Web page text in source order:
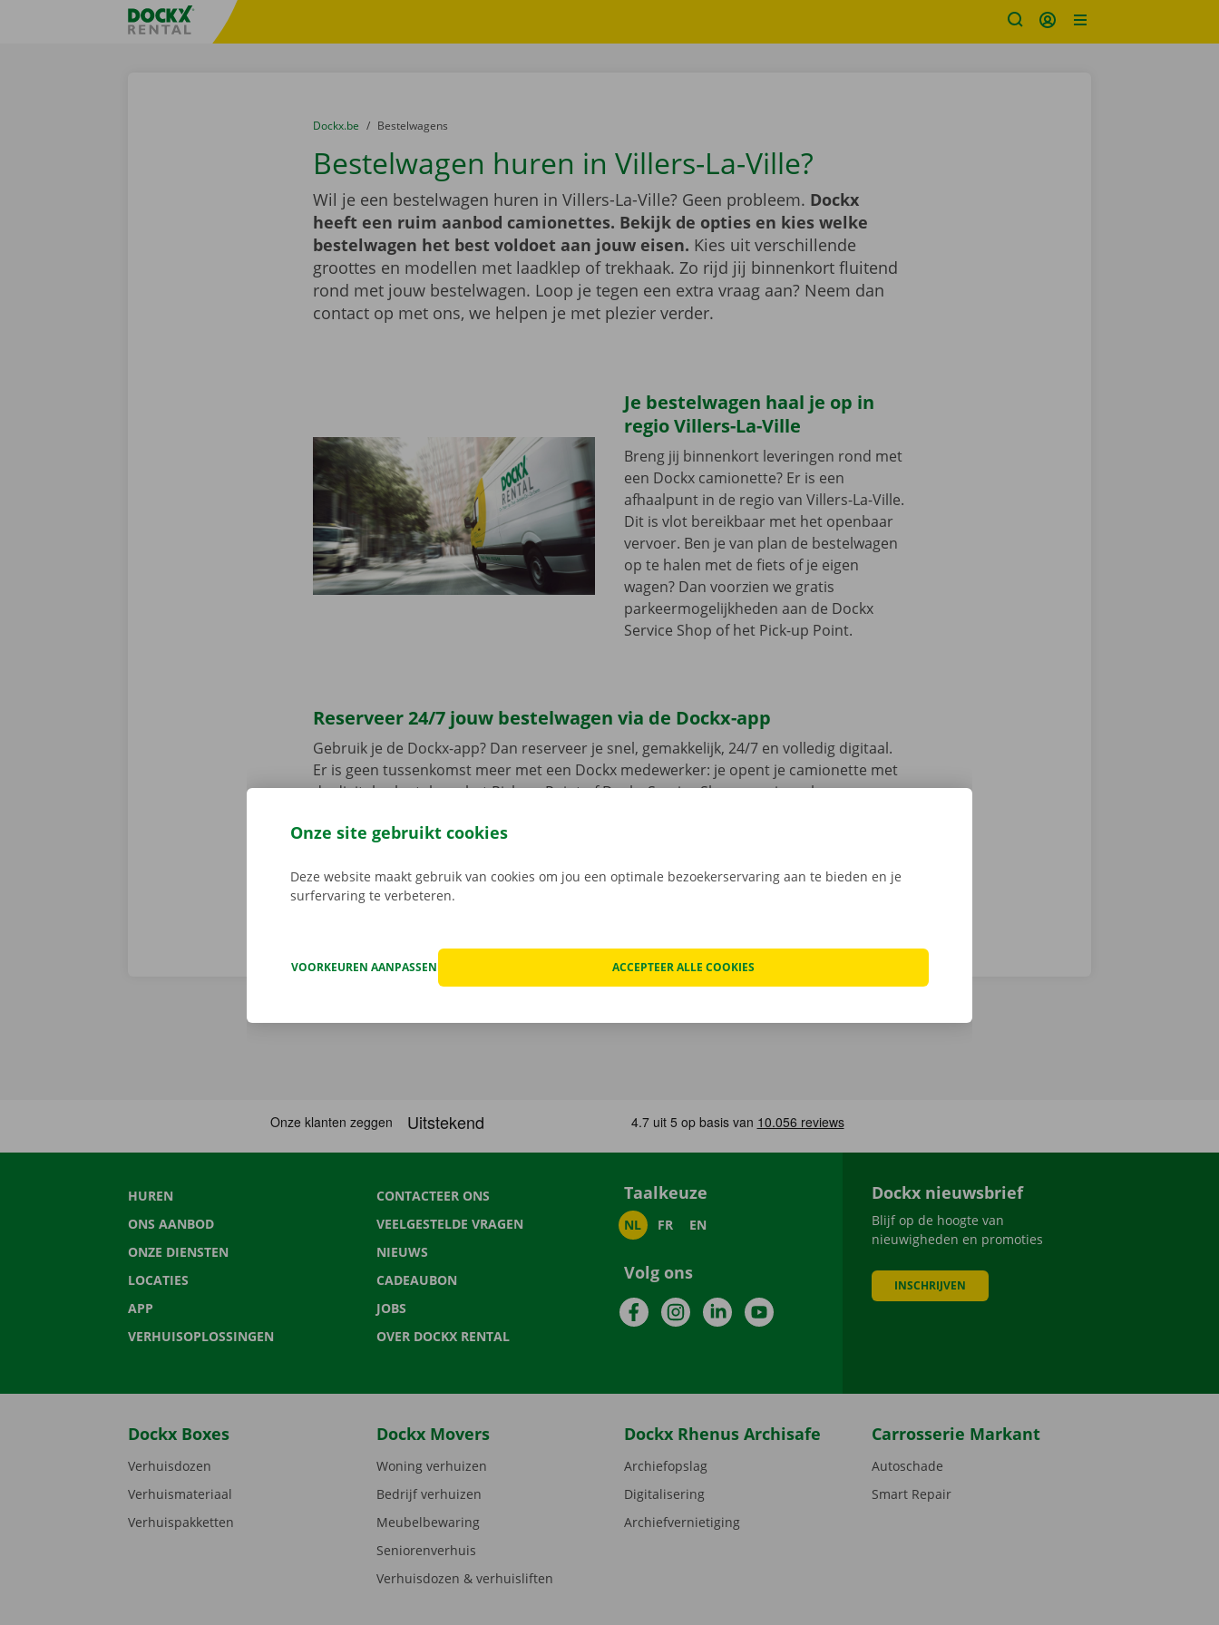
Taalselectie overslaanFratello DEMO
U bevindt zich hier:
van
Dockx.be naar
Bestelwagens
Bestelwagen huren in Villers-La-Ville?
Wil je een bestelwagen huren in Villers-La-Ville? Geen probleem. Dockx
heeft een ruim aanbod camionettes. Bekijk de opties en kies welke
bestelwagen het best voldoet aan jouw eisen. Kies uit verschillende
groottes en modellen met laadklep of trekhaak. Zo rijd jij binnenkort fluitend
rond met jouw bestelwagen. Loop je tegen een extra vraag aan? Neem dan
contact op met ons, we helpen je met plezier verder.
Je bestelwagen haal je op in
regio Villers-La-Ville
Breng jij binnenkort leveringen rond met
een Dockx camionette? Er is een
afhaalpunt in de regio van Villers-La-Ville.
Dit is vlot bereikbaar met het openbaar
vervoer. Ben je van plan de bestelwagen
op te halen met de fiets of je eigen
wagen? Dan voorzien we gratis
parkeermogelijkheden aan de Dockx
Service Shop of het Pick-up Point.
Reserveer 24/7 jouw bestelwagen via de Dockx-app
Gebruik je de Dockx-app? Dan reserveer je snel, gemakkelijk, 24/7 en volledig digitaal.
Er is geen tussenkomst meer met een Dockx medewerker: je opent je camionette met
de digitale sleutel aan het Pick-up Point of Dockx Service Shop naar jouw keuze.
App Store.
HUREN
ONS AANBOD
ONZE DIENSTEN
LOCATIES
APP
VERHUISOPLOSSINGEN
CONTACTEER ONS
VEELGESTELDE VRAGEN
NIEUWS
CADEAUBON
JOBS
OVER DOCKX RENTAL
Taalkeuze
NL FR EN
Volg ons
FacebookInstagramLinkedInYouTube
Dockx nieuwsbrief
Blijf op de hoogte van
nieuwigheden en promoties
INSCHRIJVEN
Dockx Boxes
Verhuisdozen
Verhuismateriaal
Verhuispakketten
Dockx Movers
Woning verhuizen
Bedrijf verhuizen
Meubelbewaring
Seniorenverhuis
Verhuisdozen & verhuisliften
Dockx Rhenus Archisafe
Archiefopslag
Digitalisering
Archiefvernietiging
Carrosserie Markant
Autoschade
Smart Repair
Onze site gebruikt cookies
Deze website maakt gebruik van cookies om jou een optimale bezoekerservaring aan te bieden en je
surfervaring te verbeteren.
VOORKEUREN AANPASSEN ACCEPTEER ALLE COOKIES